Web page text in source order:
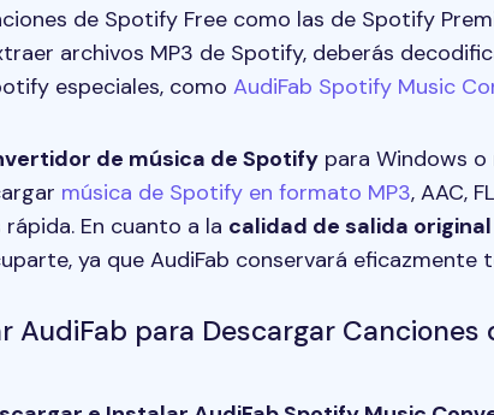
de Spotify Free como las de Spotify
archivos MP3 de Spotify, deberás
especiales, como AudiFab Spotify Music
de música de Spotify para Windows o
música de Spotify en formato MP3, AAC,
rápida. En cuanto a la calidad de salida
ya que AudiFab conservará
AudiFab para Descargar Canciones